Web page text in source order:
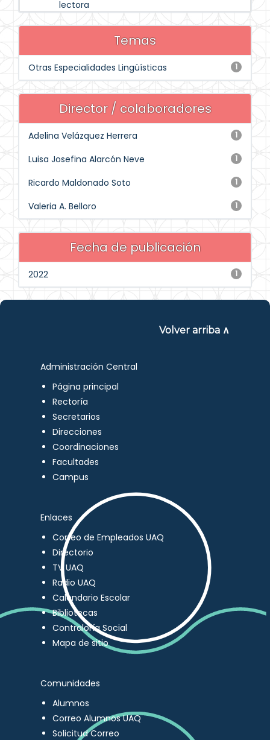
lectora
Temas
1
Otras Especialidades Lingüísticas
Director / colaboradores
1
Adelina Velázquez Herrera
1
Luisa Josefina Alarcón Neve
1
Ricardo Maldonado Soto
1
Valeria A. Belloro
Fecha de publicación
1
2022
Volver arriba ∧
Administración Central
Página principal
Rectoría
Secretarios
Direcciones
Coordinaciones
Facultades
Campus
Enlaces
Correo de Empleados UAQ
Directorio
TV UAQ
Radio UAQ
Calendario Escolar
Bibliotecas
Contraloría Social
Mapa de sitio
Comunidades
Alumnos
Correo Alumnos UAQ
Solicitud Correo